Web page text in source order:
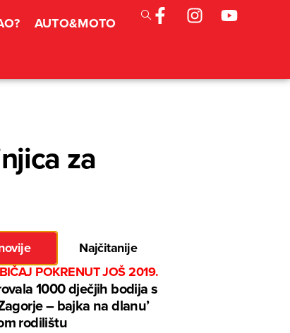
AUTO&MOTO
za
Najčitanije
POKRENUT JOŠ 2019.
1000 dječjih bodija s
– bajka na dlanu’
rodilištu